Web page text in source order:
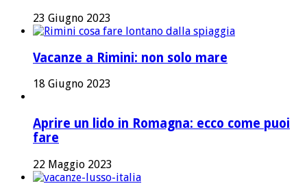
23 Giugno 2023
Vacanze a Rimini: non solo mare
18 Giugno 2023
Aprire un lido in Romagna: ecco come puoi
fare
22 Maggio 2023